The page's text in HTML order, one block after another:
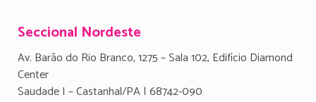
Seccional Nordeste
Av. Barão do Rio Branco, 1275 – Sala 102, Edifício Diamond
Center
Saudade I – Castanhal/PA | 68742-090